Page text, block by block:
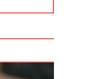
I GOSPODARKA